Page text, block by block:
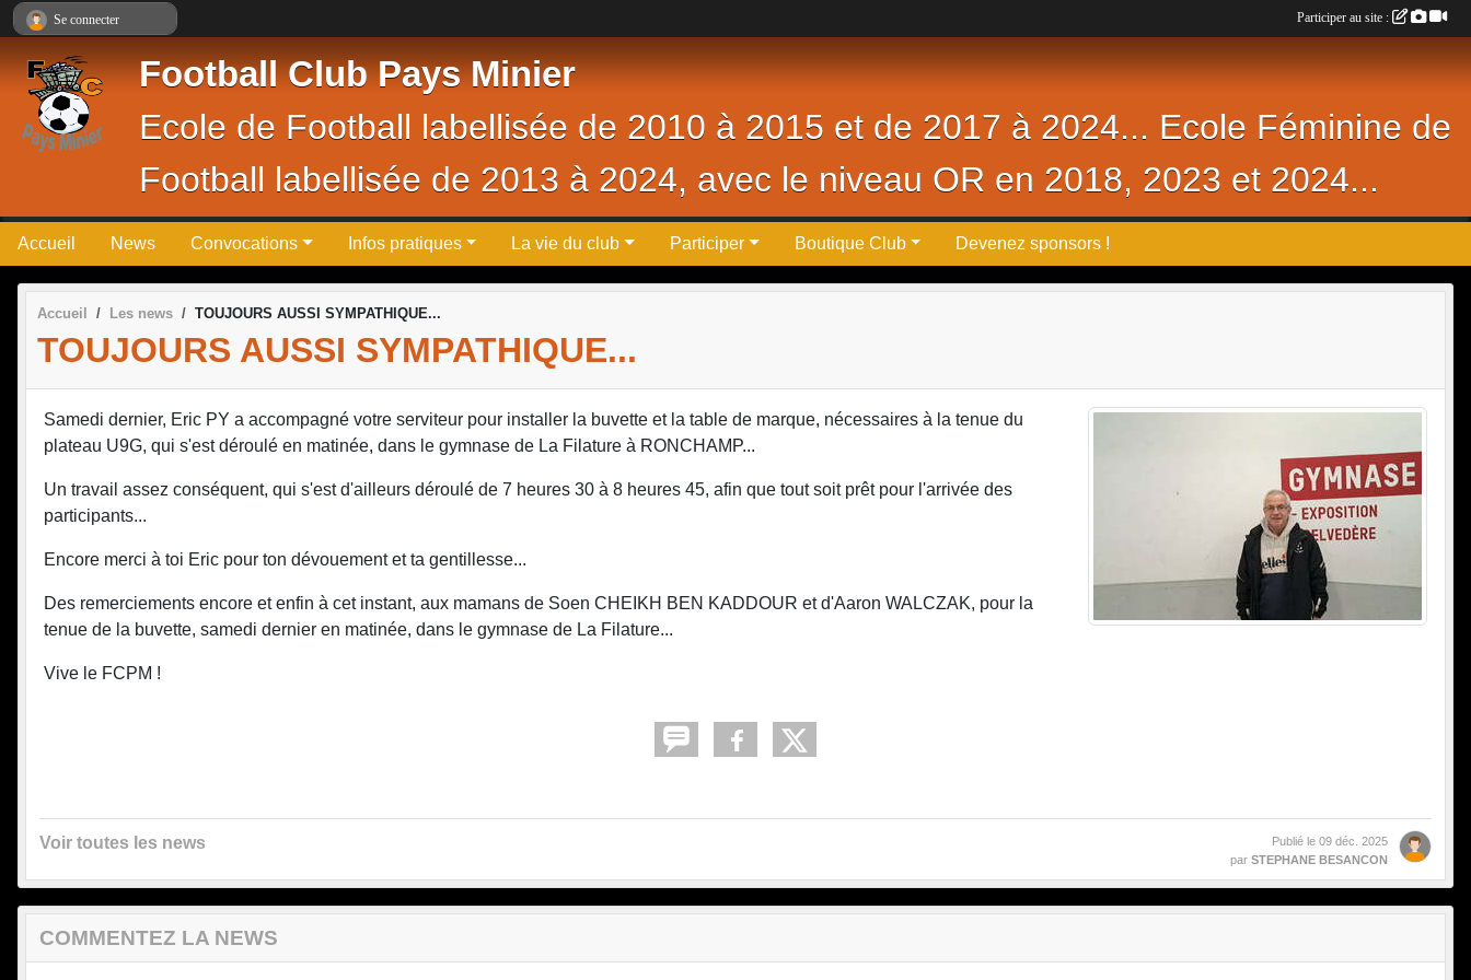
Football Club Pays Minier
Ecole de Football labellisée de 2010 à 2015 et de 2017 à 2024... Ecole Féminine de
Football labellisée de 2013 à 2024, avec le niveau OR en 2018, 2023 et 2024...
Accueil News Convocations Infos pratiques La vie du club Participer Boutique Club Devenez sponsors !
Accueil Les news TOUJOURS AUSSI SYMPATHIQUE...
TOUJOURS AUSSI SYMPATHIQUE...
Samedi dernier, Eric PY a accompagné votre serviteur pour installer la buvette et la table de marque, nécessaires à la tenue du
plateau U9G, qui s'est déroulé en matinée, dans le gymnase de La Filature à RONCHAMP...
Un travail assez conséquent, qui s'est d'ailleurs déroulé de 7 heures 30 à 8 heures 45, afin que tout soit prêt pour l'arrivée des
participants...
Encore merci à toi Eric pour ton dévouement et ta gentillesse...
Des remerciements encore et enfin à cet instant, aux mamans de Soen CHEIKH BEN KADDOUR et d'Aaron WALCZAK, pour la
tenue de la buvette, samedi dernier en matinée, dans le gymnase de La Filature...
Vive le FCPM !
Voir toutes les news Publié le 09 déc. 2025
par STEPHANE BESANCON
COMMENTEZ LA NEWS
Se connecter Participer au site :
Panneau de gestion des cookies